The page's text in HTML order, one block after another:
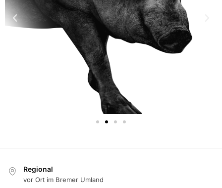
Regional
vor Ort im Bremer Umland